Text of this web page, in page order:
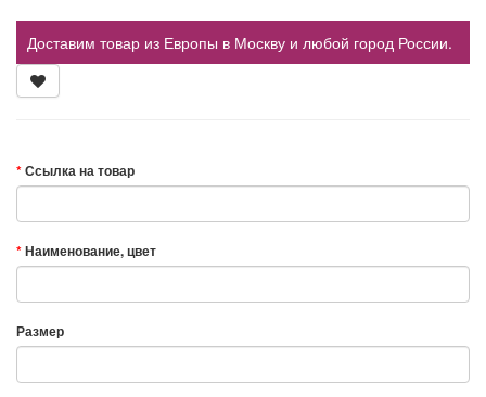
Доставим товар из Европы в Москву и любой город России.
Ссылка на товар
Наименование, цвет
Размер